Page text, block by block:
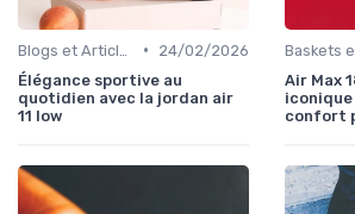
•
24/02/2026
Élégance sportive au
quotidien avec la jordan air
11 low
Air Max
confort